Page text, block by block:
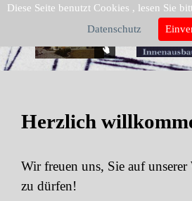
Diese Seite benutzt Cookies , lesen Sie
Datenschutz
Herzlich
Wir freuen uns, Sie auf unserer
zu dürfen!